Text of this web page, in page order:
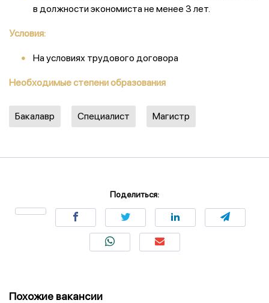
в должности экономиста не менее 3 лет.
Условия:
На условиях трудового договора
Необходимые степени образования
Бакалавр Специалист Магистр
Поделиться:
Похожие вакансии